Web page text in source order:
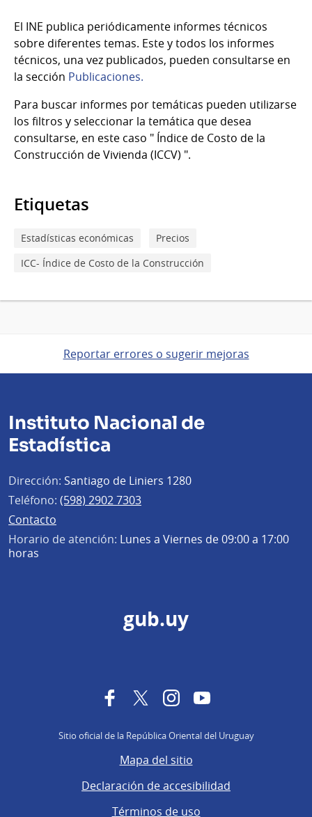
Jun
del
2025
El INE publica periódicamente informes técnicos
sobre diferentes temas. Este y todos los informes
técnicos, una vez publicados, pueden consultarse en
la sección Publicaciones.
Para buscar informes por temáticas pueden utilizarse
los filtros y seleccionar la temática que desea
consultarse, en este caso " Índice de Costo de la
Construcción de Vivienda (ICCV) ".
Etiquetas
Estadísticas económicas
Precios
ICC- Índice de Costo de la Construcción
Reportar errores o sugerir mejoras
Instituto Nacional de
Estadística
Dirección: Santiago de Liniers 1280
Teléfono: (598) 2902 7303
Contacto
Horario de atención: Lunes a Viernes de 09:00 a 17:00
horas
gub.uy
FacebookTwitterInstagramYouTube
Sitio oficial de la República Oriental del Uruguay
Mapa del sitio
Declaración de accesibilidad
Términos de uso